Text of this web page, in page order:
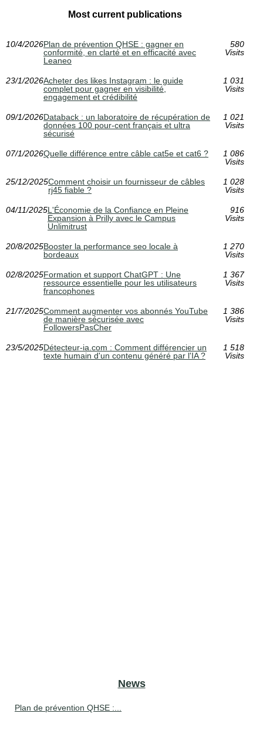
Most current publications
10/4/2026Plan de prévention QHSE : gagner en
conformité, en clarté et en efficacité avec
Leaneo
580
Visits
23/1/2026Acheter des likes Instagram : le guide
complet pour gagner en visibilité,
engagement et crédibilité
1 031
Visits
09/1/2026Databack : un laboratoire de récupération de
données 100 pour-cent français et ultra
sécurisé
1 021
Visits
07/1/2026Quelle différence entre câble cat5e et cat6 ?
1 086
Visits
25/12/2025Comment choisir un fournisseur de câbles
rj45 fiable ?
1 028
Visits
04/11/2025L'Économie de la Confiance en Pleine
Expansion à Prilly avec le Campus
Unlimitrust
916
Visits
20/8/2025Booster la performance seo locale à
bordeaux
1 270
Visits
02/8/2025Formation et support ChatGPT : Une
ressource essentielle pour les utilisateurs
francophones
1 367
Visits
21/7/2025Comment augmenter vos abonnés YouTube
de manière sécurisée avec
FollowersPasCher
1 386
Visits
23/5/2025Détecteur-ia.com : Comment différencier un
texte humain d'un contenu généré par l'IA ?
1 518
Visits
News
Plan de prévention QHSE :...